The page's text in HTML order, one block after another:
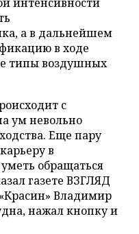
а в дальнейшем
в ходе
типы воздушных
с
ум невольно
Еще пару
в
обращаться
газете ВЗГЛЯД
Владимир
нажал кнопку и